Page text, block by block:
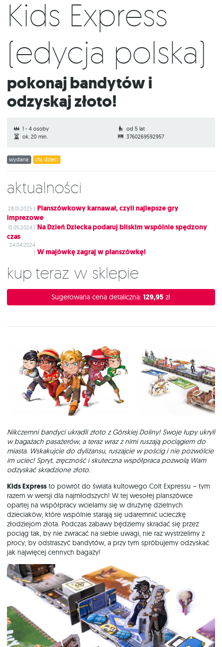
Kids Express
(edycja polska)
Pokonaj bandytów i
odzyskaj złoto!
1 - 4 osoby
od 5 lat
ok. 20 min.
3760269592957
wydana dla dzieci
Aktualności
28.01.2025 | Planszówkowy karnawał, czyli najlepsze gry
imprezowe
13.05.2024 | Na Dzień Dziecka podaruj bliskim wspólnie spędzony
czas
24.04.2024
| W majówkę zagraj w planszówkę!
Kup teraz w sklepie
Sugerowana cena detaliczna: 129,95 zł
Nikczemni bandyci ukradli złoto z Górskiej Doliny! Swoje łupy ukryli
w bagażach pasażerów, a teraz wraz z nimi ruszają pociągiem do
miasta. Wskakujcie do dyliżansu, ruszajcie w pościg i nie pozwólcie
im uciec! Spryt, zręczność i skuteczna współpraca pozwolą Wam
odzyskać skradzione złoto.
Kids Express to powrót do świata kultowego Colt Expressu – tym
razem w wersji dla najmłodszych! W tej wesołej planszówce
opartej na współpracy wcielamy się w drużynę dzielnych
dzieciaków, które wspólnie starają się udaremnić ucieczkę
złodziejom złota. Podczas zabawy będziemy skradać się przez
pociąg tak, by nie zwracać na siebie uwagi, nie raz wystrzelimy z
procy, by odstraszyć bandytów, a przy tym spróbujemy odzyskać
jak najwięcej cennych bagaży!